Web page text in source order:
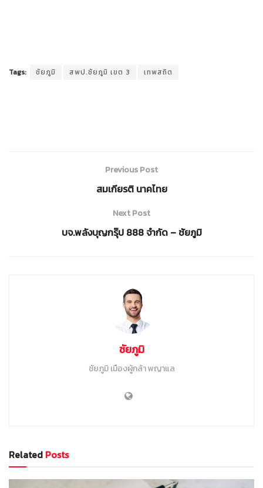
Tags: ชัยภูมิ สพป.ชัยภูมิ เขต 3 เทพสถิต
Previous Post
สมเกียรติ นาคไทย
Next Post
บจ.พลังบุญกรุ๊ป 888 จำกัด – ชัยภูมิ
ชัยภูมิ
ชัยภูมิ เมืองผู้กล้า พญาแล
Related Posts